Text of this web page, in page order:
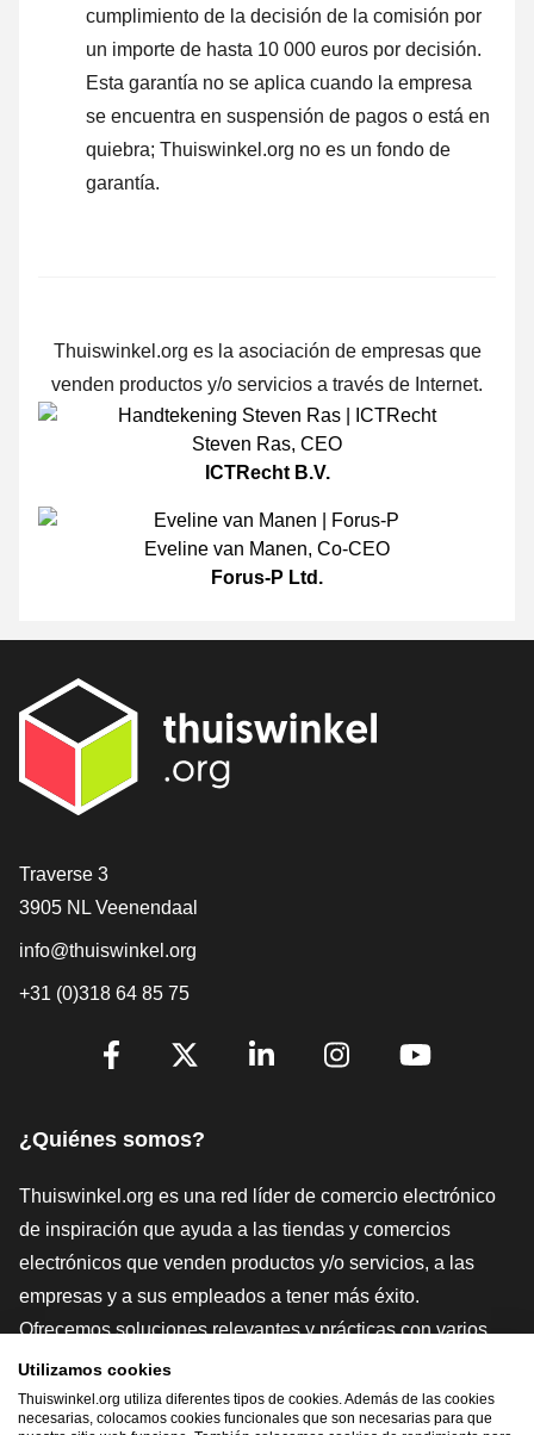
cumplimiento de la decisión de la comisión por
un importe de hasta 10 000 euros por decisión.
Esta garantía no se aplica cuando la empresa
se encuentra en suspensión de pagos o está en
quiebra; Thuiswinkel.org no es un fondo de
garantía.
Thuiswinkel.org es la asociación de empresas que
venden productos y/o servicios a través de Internet.
Steven Ras, CEO
ICTRecht B.V.
Eveline van Manen, Co-CEO
Forus-P Ltd.
[_General:Contact]
Traverse 3
3905 NL Veenendaal
info@thuiswinkel.org
+31 (0)318 64 85 75
[_General:SocialMediaTitle]
¿Quiénes somos?
Thuiswinkel.org es una red líder de comercio electrónico
de inspiración que ayuda a las tiendas y comercios
electrónicos que venden productos y/o servicios, a las
empresas y a sus empleados a tener más éxito.
Ofrecemos soluciones relevantes y prácticas con varios
sellos de confianza, Thuiswinkel Reviews, herramientas y
asesoramiento jurídico, defensa, estudios de mercado, y
tenemos nuestra propia plataforma educativa, la
Utilizamos cookies
Thuiswinkel.org utiliza diferentes tipos de cookies. Además de las cookies
necesarias, colocamos cookies funcionales que son necesarias para que